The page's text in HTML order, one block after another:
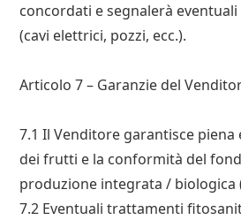
concordati e segnalerà
(cavi elettrici, pozzi, ecc.).
Articolo 7 – Garanzie del
7.1 Il Venditore garantisce
dei frutti e la conformità del
produzione integrata / biologica
7.2 Eventuali trattamenti